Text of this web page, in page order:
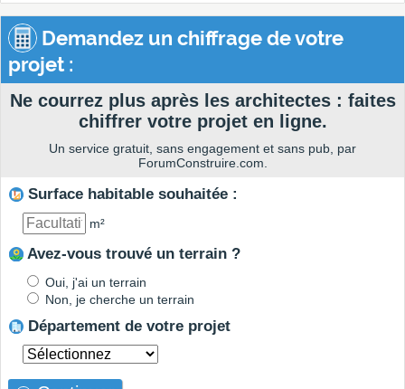
Demandez un chiffrage de votre
projet :
Ne courrez plus après les architectes : faites
chiffrer votre projet en ligne.
Un service gratuit, sans engagement et sans pub, par
ForumConstruire.com.
Surface habitable souhaitée :
m²
Avez-vous trouvé un terrain ?
Oui, j'ai un terrain
Non, je cherche un terrain
Département de votre projet